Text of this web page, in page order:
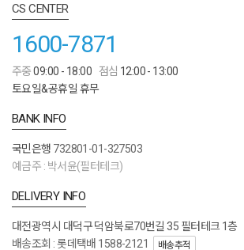
CS CENTER
1600-7871
주중09:00 - 18:00 점심 12:00 - 13:00
토요일&공휴일 휴무
BANK INFO
국민은행 732801-01-327503
예금주 : 박서윤(필터테크)
DELIVERY INFO
대전광역시 대덕구 덕암북로70번길 35 필터테크 1층
배송조회 : 롯데택배 1588-2121
배송추적